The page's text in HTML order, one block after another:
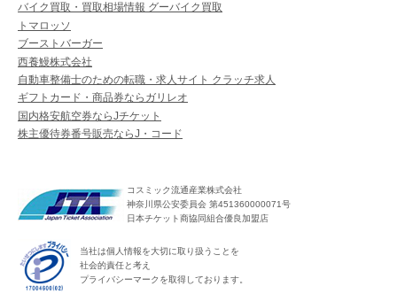
バイク買取・買取相場情報 グーバイク買取
トマロッソ
ブーストバーガー
西養鰻株式会社
自動車整備士のための転職・求人サイト クラッチ求人
ギフトカード・商品券ならガリレオ
国内格安航空券ならJチケット
株主優待券番号販売ならJ・コード
コスミック流通産業株式会社
神奈川県公安委員会 第451360000071号
日本チケット商協同組合優良加盟店
当社は個人情報を大切に取り扱うことを
社会的責任と考え
プライバシーマークを取得しております。